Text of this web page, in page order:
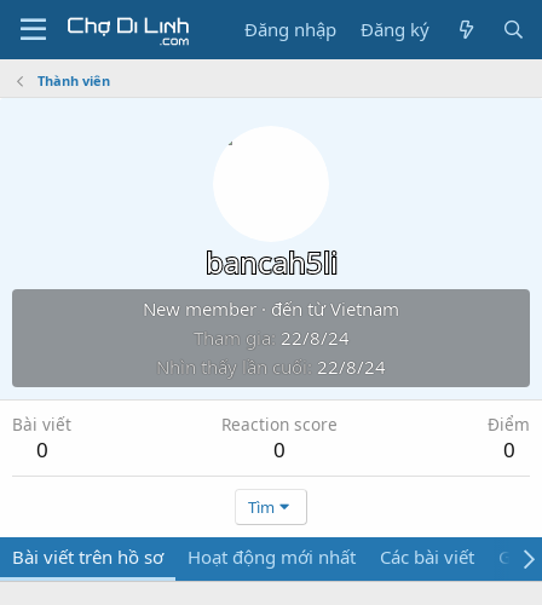
Đăng nhập Đăng ký
Thành viên
bancah5li
New member · đến từ Vietnam
Tham gia 22/8/24
Nhìn thấy lần cuối 22/8/24
Bài viết
0
Reaction score
0
Điểm
0
Tìm
Bài viết trên hồ sơ Hoạt động mới nhất Các bài viết Giới